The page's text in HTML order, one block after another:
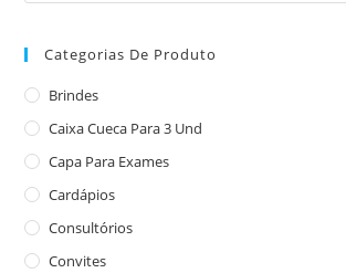
Categorias De Produto
Brindes
Caixa Cueca Para 3 Und
Capa Para Exames
Cardápios
Consultórios
Convites